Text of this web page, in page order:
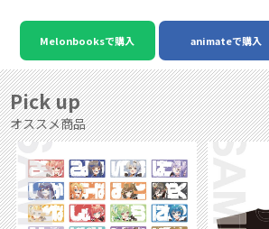
Melonbooksで購入 animateで購入
Pick up
オススメ商品